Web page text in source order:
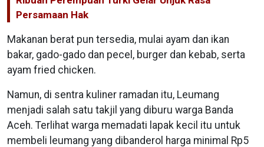
Persamaan Hak
Makanan berat pun tersedia, mulai ayam dan ikan
bakar, gado-gado dan pecel, burger dan kebab, serta
ayam fried chicken.
Namun, di sentra kuliner ramadan itu, Leumang
menjadi salah satu takjil yang diburu warga Banda
Aceh. Terlihat warga memadati lapak kecil itu untuk
membeli leumang yang dibanderol harga minimal Rp5